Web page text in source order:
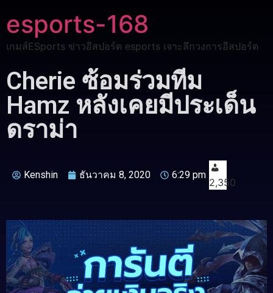
esports-168
เกมส์ESports ข่าวอีสปอร์ต esports เจาะลึกวงการอีสปอร์ต
Cherie ซ้อมร่วมทีม
Hamz หลังเคยมีประเด็น
ดราม่า
Kenshin ธันวาคม 8, 2020 6:29 pm
2,350